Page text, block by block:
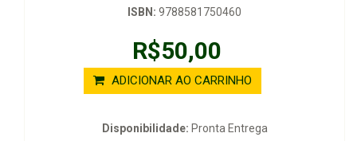
ISBN: 9788581750460
R$50,00
ADICIONAR AO CARRINHO
Disponibilidade: Pronta Entrega